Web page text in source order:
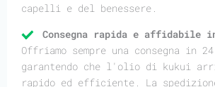
capelli e del benessere.
Consegna rapida e affidabile
Offriamo sempre una consegna in
garantendo che l'olio di kukui
rapido ed efficiente. La